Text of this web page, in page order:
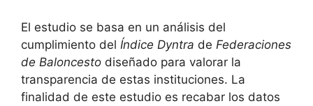
El estudio se basa en un análisis del
cumplimiento del Índice Dyntra de Federaciones
de Baloncesto diseñado para valorar la
transparencia de estas instituciones. La
finalidad de este estudio es recabar los datos